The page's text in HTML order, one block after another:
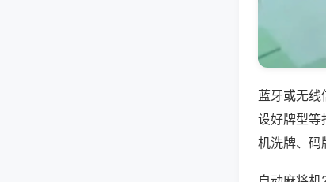
蓝牙或无线
设好牌型等
机洗牌、码